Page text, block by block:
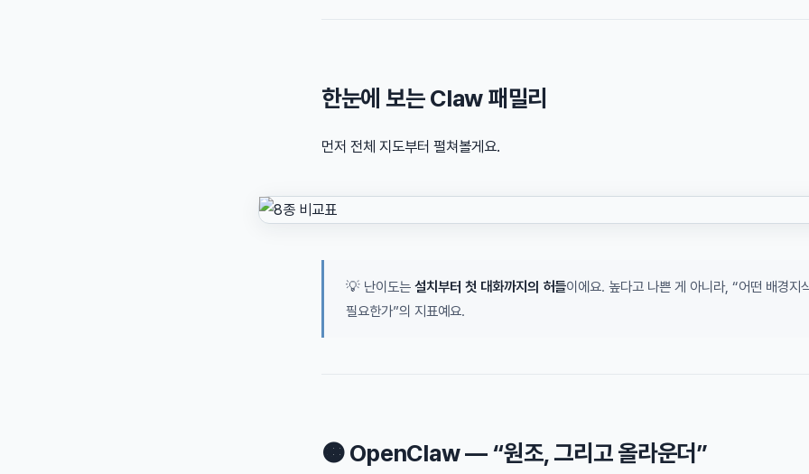
한눈에 보는 Claw 패밀리
먼저 전체 지도부터 펼쳐볼게요.
💡 난이도는 설치부터 첫 대화까지의 허들이에요. 높다고 나쁜 게 아니라, “어떤 배경지
필요한가”의 지표예요.
🟠 OpenClaw — “원조, 그리고 올라운더”